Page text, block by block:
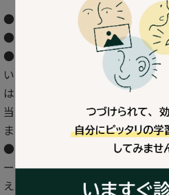
●週に1回の相談となります。
●原則3日以内に返答します。
●相談の内容によっては「電
い」とお願いすることがあり
は説明が難しいこと、時間が
当方からお電話での相談をお
ますのでご了承ください。
●メールでの質問数は基本的
ースとなります。質問数が多
えての対応となる場合がござ